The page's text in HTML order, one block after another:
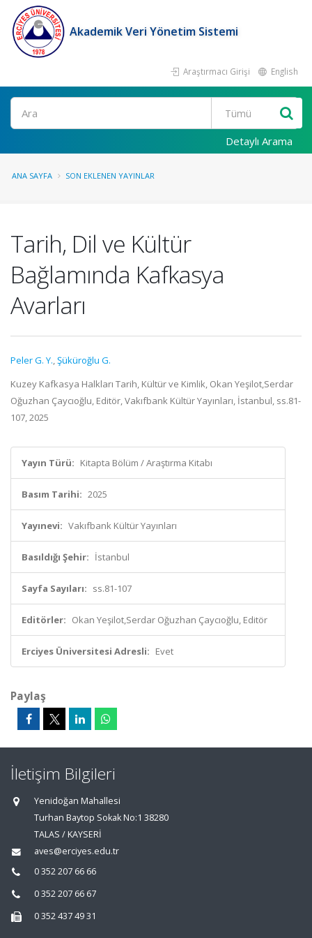
Akademik Veri Yönetim Sistemi
Araştırmacı Girişi English
Ara
Detaylı Arama
ANA SAYFA SON EKLENEN YAYINLAR
Tarih, Dil ve Kültür
Bağlamında Kafkasya
Avarları
Peler G. Y.,Şüküroğlu G.
Kuzey Kafkasya Halkları Tarih, Kültür ve Kimlik, Okan Yeşilot,Serdar
Oğuzhan Çaycıoğlu, Editör, Vakıfbank Kültür Yayınları, İstanbul, ss.81-
107, 2025
Yayın Türü: Kitapta Bölüm / Araştırma Kitabı
Basım Tarihi: 2025
Yayınevi: Vakıfbank Kültür Yayınları
Basıldığı Şehir: İstanbul
Sayfa Sayıları: ss.81-107
Editörler: Okan Yeşilot,Serdar Oğuzhan Çaycıoğlu, Editör
Erciyes Üniversitesi Adresli: Evet
Paylaş
İletişim Bilgileri
Yenidoğan Mahallesi
Turhan Baytop Sokak No:1 38280
TALAS / KAYSERİ
aves@erciyes.edu.tr
0 352 207 66 66
0 352 207 66 67
0 352 437 49 31